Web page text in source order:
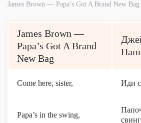
James Brown — Papa’s Got A Brand New Bag
James Brown —
Papa’s Got A Brand
New Bag
Come here, sister, Иди
Papa’s in the swing,
свинг